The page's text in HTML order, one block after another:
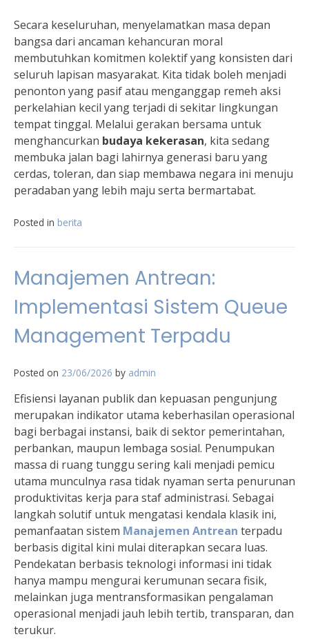
Secara keseluruhan, menyelamatkan masa depan
bangsa dari ancaman kehancuran moral
membutuhkan komitmen kolektif yang konsisten dari
seluruh lapisan masyarakat. Kita tidak boleh menjadi
penonton yang pasif atau menganggap remeh aksi
perkelahian kecil yang terjadi di sekitar lingkungan
tempat tinggal. Melalui gerakan bersama untuk
menghancurkan budaya kekerasan, kita sedang
membuka jalan bagi lahirnya generasi baru yang
cerdas, toleran, dan siap membawa negara ini menuju
peradaban yang lebih maju serta bermartabat.
Posted in berita
Manajemen Antrean:
Implementasi Sistem Queue
Management Terpadu
Posted on 23/06/2026 by admin
Efisiensi layanan publik dan kepuasan pengunjung
merupakan indikator utama keberhasilan operasional
bagi berbagai instansi, baik di sektor pemerintahan,
perbankan, maupun lembaga sosial. Penumpukan
massa di ruang tunggu sering kali menjadi pemicu
utama munculnya rasa tidak nyaman serta penurunan
produktivitas kerja para staf administrasi. Sebagai
langkah solutif untuk mengatasi kendala klasik ini,
pemanfaatan sistem Manajemen Antrean terpadu
berbasis digital kini mulai diterapkan secara luas.
Pendekatan berbasis teknologi informasi ini tidak
hanya mampu mengurai kerumunan secara fisik,
melainkan juga mentransformasikan pengalaman
operasional menjadi jauh lebih tertib, transparan, dan
terukur.